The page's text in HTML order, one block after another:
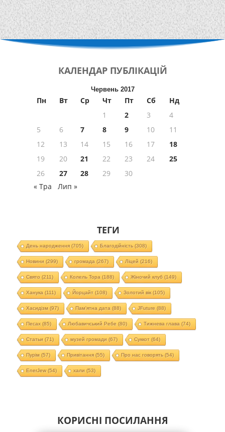
КАЛЕНДАР ПУБЛІКАЦІЙ
Червень 2017
Пн Вт Ср Чт Пт Сб
Нд
1
2 3
4
5
6 7 8 9 10
11
12
13 14 15 16 17
18
19
20 21 22 23 24
25
26
27 28 29
30
« Тра
Лип »
ТЕГИ
День народження(705) Благодійність(308)
Новини (299) громада (267) Ліцей (216)
Свято (211) Колель Тора (188) Жіночий клуб (149)
Ханука (111) Йорцайт (108) Золотий вік(105)
Хасидізм (97) Пам'ятна дата (88) JFuture (88)
Песах(85) Любавичський Ребе (80) Тижнева глава (74)
Статьи (71) музей громади (67) Суккот (64)
Пурім (57) Привітання(55) Про нас говорять(54)
EnerJew(54) хали (53)
КОРИСНІ ПОСИЛАННЯ